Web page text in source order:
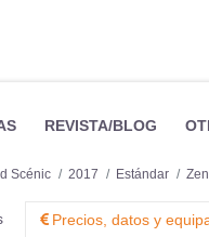
REVISTA/BLOG
Scénic 2017 Estándar Zen
Precios, datos y